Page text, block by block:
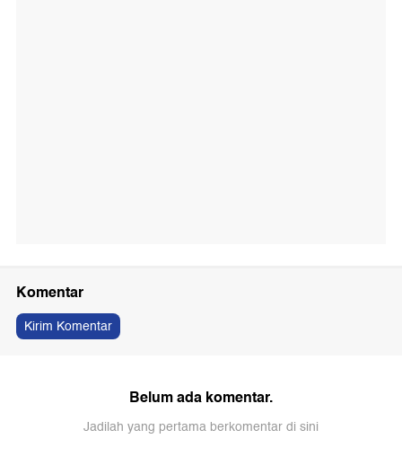
Komentar
Kirim Komentar
Belum ada komentar.
Jadilah yang pertama berkomentar di sini